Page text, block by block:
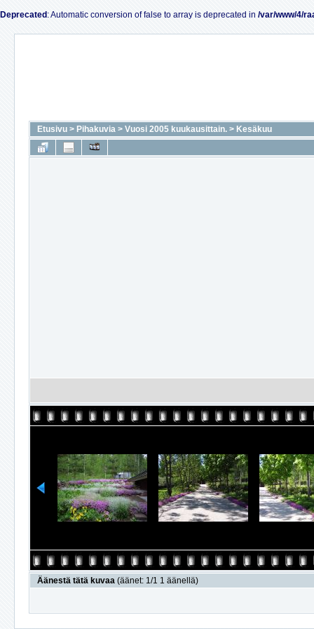
Deprecated : Automatic conversion of false to array is deprecated in /var/www/4/
Etusivu > Pihakuvia > Vuosi 2005 kuukausittain. > Kesäkuu
Äänestä tätä kuvaa (äänet: 1/1 1 äänellä)